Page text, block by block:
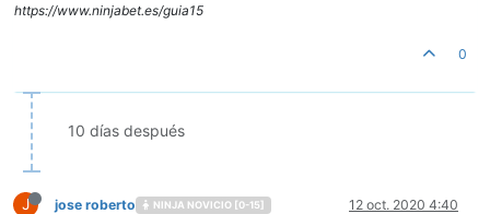
https://www.ninjabet.es/guia15
0
10 días después
J jose roberto NINJA NOVICIO [0-15] 12 oct. 2020 4:40